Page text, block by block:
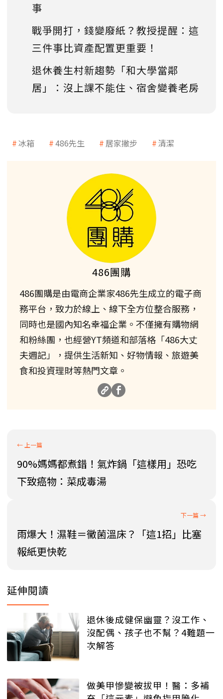
事
戰爭開打，錢變廢紙？教授提醒：這
三件事比資產配置更重要！
退休養生村新趨勢「和大學當鄰
居」：沒上課不能住、宿舍變養老房
冰箱 486先生 居家撇步 清潔
486團購
486團購是由電商企業家486先生成立的電子商
務平台，致力於線上、線下全方位整合服務，
同時也是國內知名幸福企業。不僅擁有購物網
和粉絲團，也經營YT頻道和部落格「486大丈
夫週記」，提供生活新知、好物情報、旅遊美
食和投資理財等熱門文章。
90%媽媽都煮錯！氣炸鍋「這樣用」恐吃
下致癌物：菜成毒湯
雨爆大！濕鞋＝黴菌溫床？「這1招」比塞
報紙更快乾
延伸閱讀
退休後成健保幽靈？沒工作、
沒配偶、孩子也不幫？4難題一
次解答
做美甲慘變被拔甲！醫：多補